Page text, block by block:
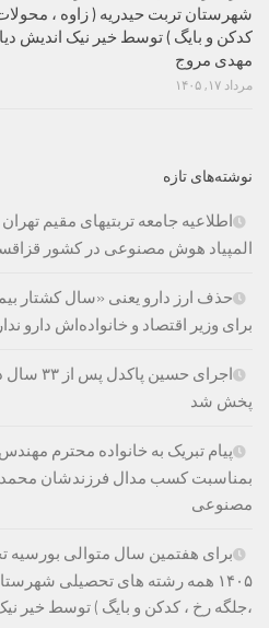
شهرستان تربت حیدریه ( زاوه ،
کدکن و بایگ ) توسط خیر نیک اندیش
مهدی مروج
مرداد ۱۷, ۱۴۰۵
نوشته‌های تازه
اطلاعیه جامعه تربتیهای مقیم
المپیاد هوش مصنوعی در کشور
حذف ارز دارو یعنی «سال کشتار
برای وزیر اقتصاد و خانواده‌اش دارو
اجرای
پخش شد
پیام تبریک به خانواده محترم
بمناسبت کسب مدال فرزندشان محمد
مصنوعی
برای هفتمین سال متوالی
۱۴۰۵ همه رشته های تحصیلی
،جلگه رخ ، کدکن و بایگ ) توسط خیر